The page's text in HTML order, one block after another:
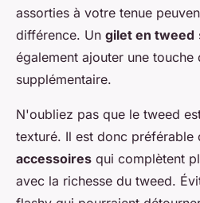
assorties à votre tenue
différence. Un gilet en tweed
également ajouter une touche
supplémentaire.
N'oubliez pas que le tweed
texturé. Il est donc préférable
accessoires qui complètent
avec la richesse du tweed.